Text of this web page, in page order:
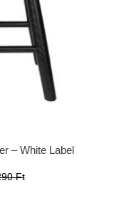
– White Label
Ft